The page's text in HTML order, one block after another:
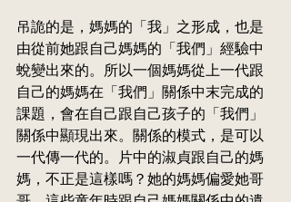
吊詭的是，媽媽的「我」之形成，也是
由從前她跟自己媽媽的「我們」經驗中
蛻變出來的。所以一個媽媽從上一代跟
自己的媽媽在「我們」關係中末完成的
課題，會在自己跟自己孩子的「我們」
關係中顯現出來。關係的模式，是可以
一代傳一代的。片中的淑貞跟自己的媽
媽，不正是這樣嗎？她的媽媽偏愛她哥